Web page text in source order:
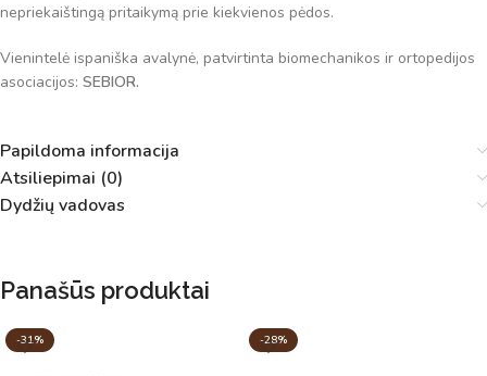
nepriekaištingą pritaikymą prie kiekvienos pėdos.
Vienintelė ispaniška avalynė, patvirtinta biomechanikos ir ortopedijos
asociacijos: SEBIOR.
Papildoma informacija
Atsiliepimai (0)
Dydžių vadovas
Panašūs produktai
-31% -28%